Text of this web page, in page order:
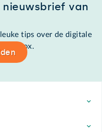
van
tips over de digitale
mailbox.